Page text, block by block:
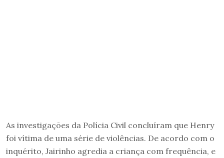
As investigações da Polícia Civil concluíram que Henry
foi vítima de uma série de violências. De acordo com o
inquérito, Jairinho agredia a criança com frequência, e